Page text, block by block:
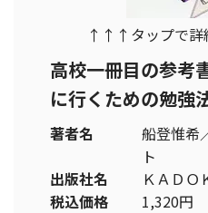
↑↑↑タップで
高校一冊目の参
に行くための勉強
著者名
船登惟希
ト
出版社名
ＫＡＤＯ
税込価格
1,320円